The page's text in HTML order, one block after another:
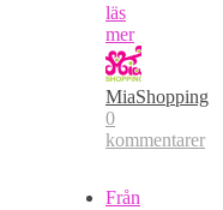
läs
mer
MiaShopping
0
kommentarer
Från